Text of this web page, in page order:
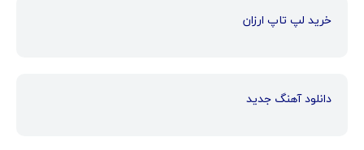
خرید لپ تاپ ارزان
دانلود آهنگ جدید